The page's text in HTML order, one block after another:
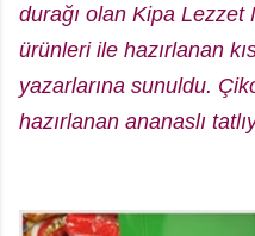
durağı olan Kipa Lezzet
ürünleri ile hazırlanan
yazarlarına sunuldu.
hazırlanan ananaslı